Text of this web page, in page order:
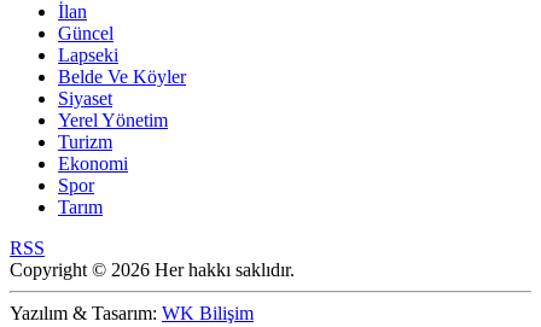
İlan
Güncel
Lapseki
Belde Ve Köyler
Siyaset
Yerel Yönetim
Turizm
Ekonomi
Spor
Tarım
RSS
Copyright © 2026 Her hakkı saklıdır.
Yazılım & Tasarım: WK Bilişim